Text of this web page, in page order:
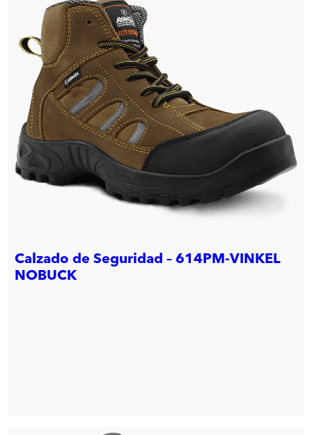
Calzado de Seguridad – 614PM-VINKEL
NOBUCK